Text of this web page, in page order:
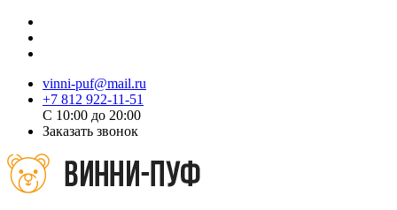
vinni-puf@mail.ru
+7 812 922-11-51
C 10:00 до 20:00
Заказать звонок